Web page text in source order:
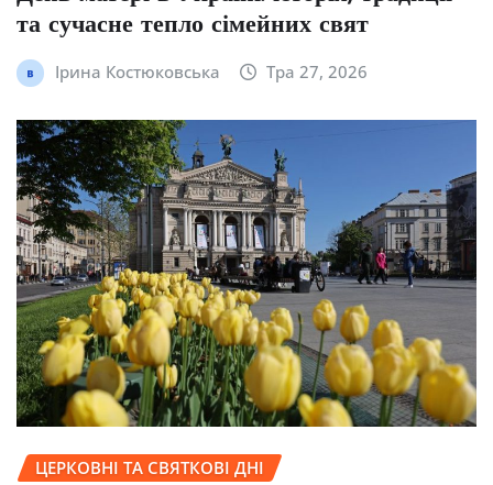
та сучасне тепло сімейних свят
Ірина Костюковська Тра 27, 2026
ЦЕРКОВНІ ТА СВЯТКОВІ ДНІ